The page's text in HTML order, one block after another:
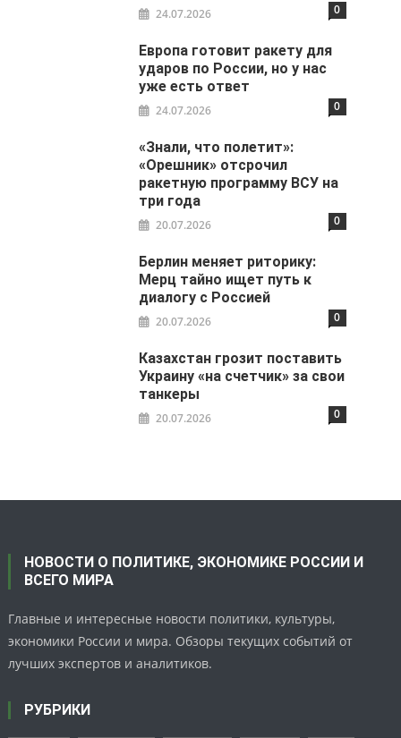
24.07.2026 0
Европа готовит ракету для
ударов по России, но у нас
уже есть ответ
24.07.2026 0
«Знали, что полетит»:
«Орешник» отсрочил
ракетную программу ВСУ на
три года
20.07.2026 0
Берлин меняет риторику:
Мерц тайно ищет путь к
диалогу с Россией
20.07.2026 0
Казахстан грозит поставить
Украину «на счетчик» за свои
танкеры
20.07.2026 0
НОВОСТИ О ПОЛИТИКЕ, ЭКОНОМИКЕ РОССИИ И
ВСЕГО МИРА
Главные и интересные новости политики, культуры,
экономики России и мира. Обзоры текущих событий от
лучших экспертов и аналитиков.
РУБРИКИ